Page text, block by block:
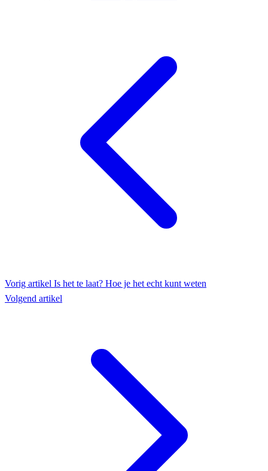
Vorig artikel Is het te laat? Hoe je het echt kunt weten
Volgend artikel